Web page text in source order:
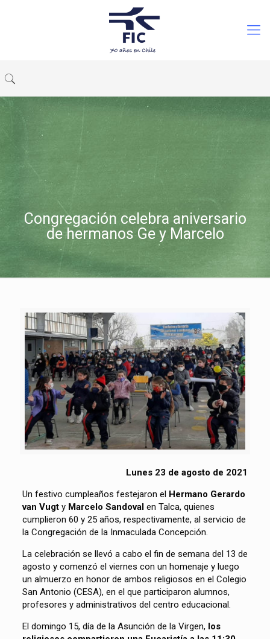
Congregación celebra aniversario
de hermanos Ge y Marcelo
Lunes 23 de agosto de 2021
Un festivo cumpleaños festejaron el Hermano Gerardo
van Vugty Marcelo Sandovalen Talca, quienes
cumplieron 60 y 25 años, respectivamente, al servicio de
la Congregación de la Inmaculada Concepción.
La celebración se llevó a cabo el fin de semana del 13 de
agosto y comenzó el viernes con un homenaje y luego
un almuerzo en honor de ambos religiosos en el Colegio
San Antonio (CESA), en el que participaron alumnos,
profesores y administrativos del centro educacional.
El domingo 15, día de la Asunción de la Virgen, los